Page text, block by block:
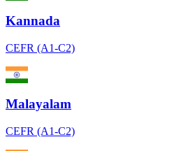
Kannada
CEFR (A1-C2)
Malayalam
CEFR (A1-C2)